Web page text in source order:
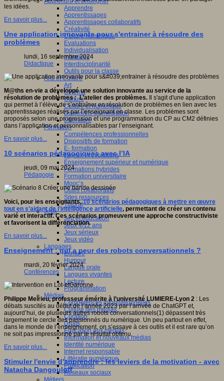
Apprendre
Apprentissages
Apprentissages collaboratifs
Créativité
Culture numérique
Evaluations
Individualisation
Initiatives
Interdisciplinarité
Outils pour la classe
Arts et Culture
Art
Cinéma
Culture
Culture et numérique
Dispositifs de médiation
Littérature
Formation
Compétences professionnelles
Dispositifs de formation
E- formation
Enjeux et évolutions
Enseignement supérieur et numérique
Formations hybrides
Formation universitaire
Mooc’s
Outils collaboratifs
Sites ressources
Tutorat
Jeux
Jeu et éducation
Jeux 4/12 ans
Jeux sérieux
Jeux vidéo
Langages
Ecriture
Humour
Langue orale
Langues vivantes
Lecture
Programmation
Médias
Compétences informationnelles
Culture des médias
Curation
Droits
Education aux médias
Information et nouveaux médias
Identité numérique
Internet responsable
Littératie numérique
Publication
Réseaux sociaux
Métiers
les idées.
En savoir plus...
Une application innovante pour s'entrainer à résoudre des
problèmes
lundi, 16 septembre 2024
Didactique
M@ths en-vie a développé une solution innovante au service de la
résolution de problèmes : L’atelier des problèmes. Il s'agit d'une application
qui permet à l’élève de s’entraîner en résolution de problèmes en lien avec les
apprentissages réalisés par l’enseignant en classe. Les problèmes sont
proposés selon une progression et une programmation du CP au CM2 définies
dans l’application et personnalisables par l’enseignant.
En savoir plus...
10 scénarios pédagogiques avec l’IA
jeudi, 09 mai 2024
Pédagogie
Voici, pour les enseignants,10 scénarios pédagogiques à mettre en œuvre
tout en s’aidant de l’intelligence artificielle, permettant de créer un contenu
varié et interactif. Ces scénarios promeuvent une approche constructiviste
et favorisent la différenciation.
En savoir plus...
Enseignement : qui a peur des robots conversationnels ?
mardi, 20 février 2024
Conférences
Philippe Meirieu, professeur émérite à l’université LUMIERE-Lyon 2 : Les
débats suscités au début de l’année 2023 par l’arrivée de ChatGPT et,
aujourd’hui, de plusieurs autres robots conversationnels(1) dépassent très
largement le cercle des passionnés du numérique. Un peu partout en effet,
dans le monde de l’enseignement, on s’essaye à ces outils et il est rare qu’on
ne soit pas impressionné par le résultat obtenu.
En savoir plus...
Stimuler l'envie d'apprendre : les leviers de la motivation - avec
Natacha Dangouloff